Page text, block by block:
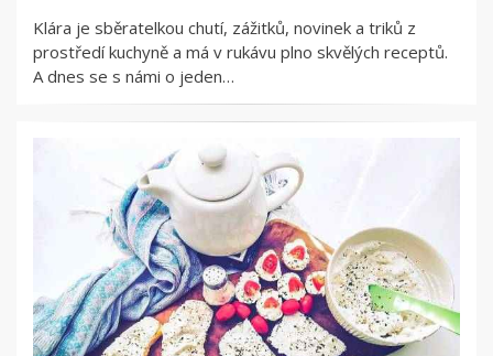
Klára je sběratelkou chutí, zážitků, novinek a triků z
prostředí kuchyně a má v rukávu plno skvělých receptů.
A dnes se s námi o jeden…